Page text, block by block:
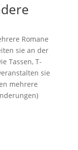
Romane
sie an der
Tassen, T-
sie
mehrere